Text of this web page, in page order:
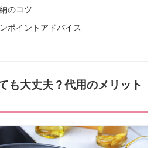
のコツ
ポイントアドバイス
も大丈夫？代用のメリット